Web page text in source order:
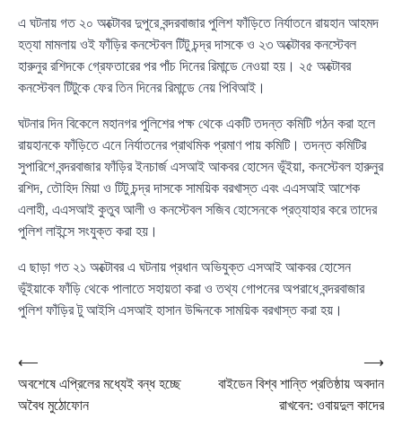
এ ঘটনায় গত ২০ অক্টোবর দুপুরে বন্দরবাজার পুলিশ ফাঁড়িতে নির্যাতনে রায়হান আহমদ
হত্যা মামলায় ওই ফাঁড়ির কনস্টেবল টিটু চন্দ্র দাসকে ও ২৩ অক্টোবর কনস্টেবল
হারুনুর রশিদকে গ্রেফতারের পর পাঁচ দিনের রিমান্ডে নেওয়া হয়। ২৫ অক্টোবর
কনস্টেবল টিটুকে ফের তিন দিনের রিমান্ডে নেয় পিবিআই।
ঘটনার দিন বিকেলে মহানগর পুলিশের পক্ষ থেকে একটি তদন্ত কমিটি গঠন করা হলে
রায়হানকে ফাঁড়িতে এনে নির্যাতনের প্রাথমিক প্রমাণ পায় কমিটি। তদন্ত কমিটির
সুপারিশে বন্দরবাজার ফাঁড়ির ইনচার্জ এসআই আকবর হোসেন ভূঁইয়া, কনস্টেবল হারুনুর
রশিদ, তৌহিদ মিয়া ও টিটু চন্দ্র দাসকে সাময়িক বরখাস্ত এবং এএসআই আশেক
এলাহী, এএসআই কুতুব আলী ও কনস্টেবল সজিব হোসেনকে প্রত্যাহার করে তাদের
পুলিশ লাইন্সে সংযুক্ত করা হয়।
এ ছাড়া গত ২১ অক্টোবর এ ঘটনায় প্রধান অভিযুক্ত এসআই আকবর হোসেন
ভূঁইয়াকে ফাঁড়ি থেকে পালাতে সহায়তা করা ও তথ্য গোপনের অপরাধে বন্দরবাজার
পুলিশ ফাঁড়ির টু আইসি এসআই হাসান উদ্দিনকে সাময়িক বরখাস্ত করা হয়।
Post
navigation
⟵
অবশেষে এপ্রিলের মধ্যেই বন্ধ হচ্ছে
অবৈধ মুঠোফোন
বাইডেন বিশ্ব শান্তি প্রতিষ্ঠায় অবদান
রাখবেন: ওবায়দুল কাদের
⟶